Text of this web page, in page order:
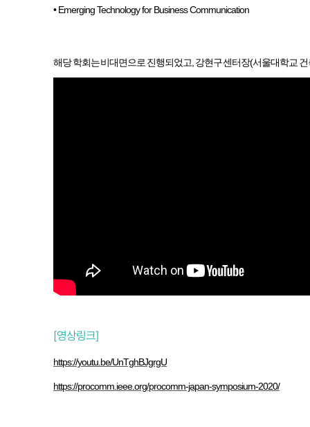
• Emerging Technology for Business Communication
해당 학회는 비대면으로 진행되었고, 강현구 센터장(서울대학교
[영상링크]
https://youtu.be/UnTghBJgrgU
https://procomm.ieee.org/procomm-japan-symposium-2020/